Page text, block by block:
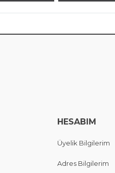
HESABIM
Üyelik Bilgilerim
Adres Bilgilerim